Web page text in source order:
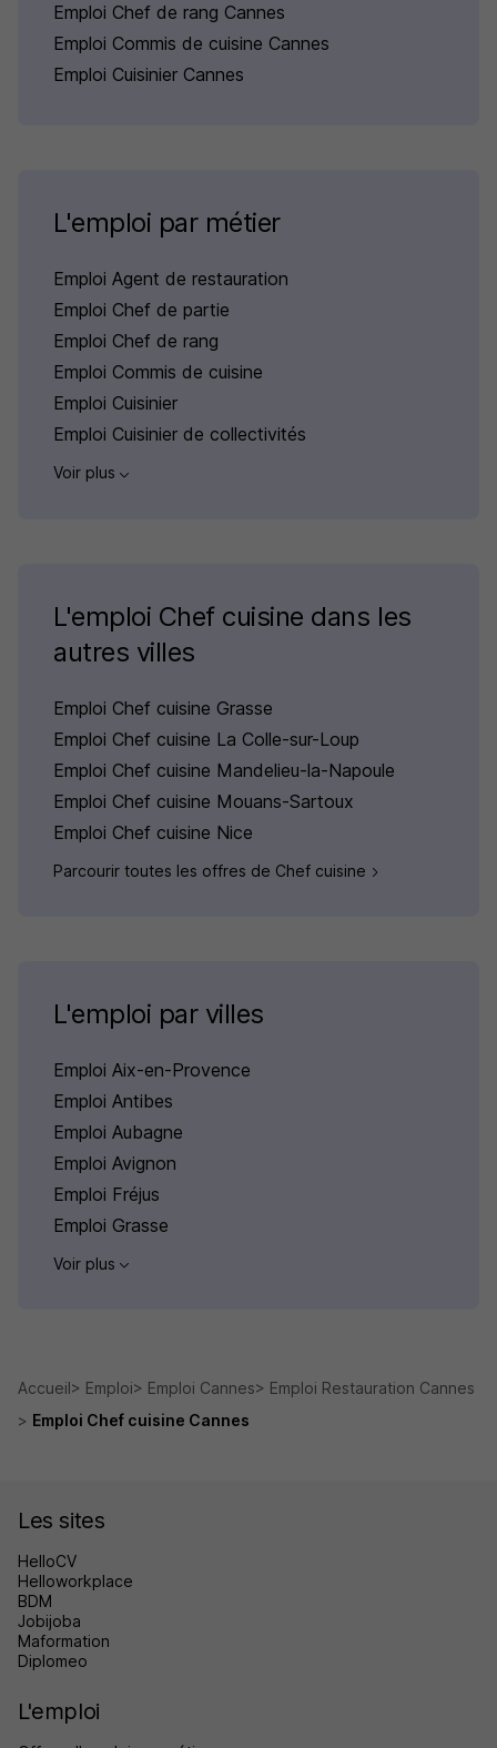
Emploi Chef de rang Cannes
Emploi Commis de cuisine Cannes
Emploi Cuisinier Cannes
L'emploi par métier
Emploi Agent de restauration
Emploi Chef de partie
Emploi Chef de rang
Emploi Commis de cuisine
Emploi Cuisinier
Emploi Cuisinier de collectivités
Voir plus
L'emploi Chef cuisine dans les
autres villes
Emploi Chef cuisine Grasse
Emploi Chef cuisine La Colle-sur-Loup
Emploi Chef cuisine Mandelieu-la-Napoule
Emploi Chef cuisine Mouans-Sartoux
Emploi Chef cuisine Nice
Parcourir toutes les offres de Chef cuisine
L'emploi par villes
Emploi Aix-en-Provence
Emploi Antibes
Emploi Aubagne
Emploi Avignon
Emploi Fréjus
Emploi Grasse
Voir plus
Accueil Emploi Emploi Cannes
Emploi Restauration Cannes
Emploi Chef cuisine Cannes
Les sites
HelloCV
Helloworkplace
BDM
Jobijoba
Maformation
Diplomeo
L'emploi